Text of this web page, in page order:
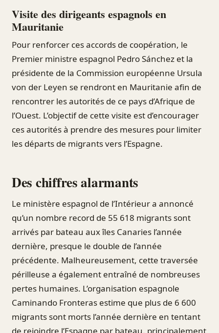
Visite des dirigeants espagnols en
Mauritanie
Pour renforcer ces accords de coopération, le
Premier ministre espagnol Pedro Sánchez et la
présidente de la Commission européenne Ursula
von der Leyen se rendront en Mauritanie afin de
rencontrer les autorités de ce pays d’Afrique de
l’Ouest. L’objectif de cette visite est d’encourager
ces autorités à prendre des mesures pour limiter
les départs de migrants vers l’Espagne.
Des chiffres alarmants
Le ministère espagnol de l’Intérieur a annoncé
qu’un nombre record de 55 618 migrants sont
arrivés par bateau aux îles Canaries l’année
dernière, presque le double de l’année
précédente. Malheureusement, cette traversée
périlleuse a également entraîné de nombreuses
pertes humaines. L’organisation espagnole
Caminando Fronteras estime que plus de 6 600
migrants sont morts l’année dernière en tentant
de rejoindre l’Espagne par bateau, principalement